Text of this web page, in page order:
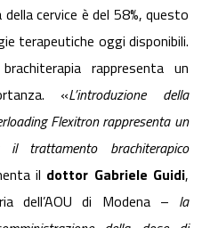
cervice è del 58%, questo
terapeutiche oggi disponibili.
rappresenta un
«L’introduzione della
Flexitron rappresenta un
il trattamento brachiterapico
il dottor Gabriele Guidi,
dell’AOU di Modena – la